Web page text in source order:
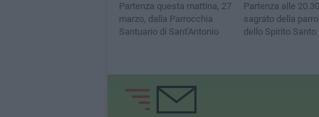
Partenza questa mattina, 27
marzo, dalla Parrocchia
Santuario di Sant'Antonio
Partenza alle
sagrato della
dello Spirito Santo